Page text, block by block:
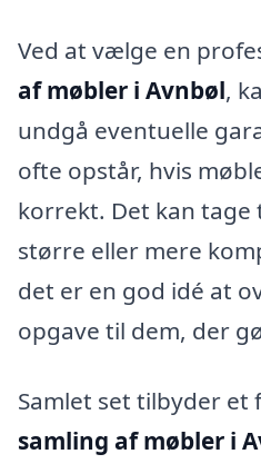
Ved at vælge en
af møbler i Avnbøl,
undgå eventuelle
ofte opstår, hvis
korrekt. Det kan
større eller mere
det er en god idé at
opgave til dem, der
Samlet set tilbyder et
samling af møbler i